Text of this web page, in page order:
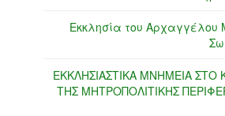
Εκκλησία του Αρχαγγέλου
ΕΚΚΛΗΣΙΑΣΤΙΚΑ ΜΝΗΜΕΙΑ
ΤΗΣ ΜΗΤΡΟΠΟΛΙΤΙΚΗΣ